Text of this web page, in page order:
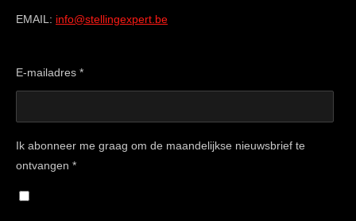
EMAIL: info@stellingexpert.be
E-mailadres *
Ik abonneer me graag om de maandelijkse nieuwsbrief te
ontvangen *